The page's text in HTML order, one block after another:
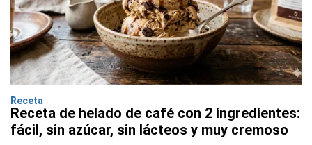
Receta
Receta de helado de café con 2 ingredientes:
fácil, sin azúcar, sin lácteos y muy cremoso